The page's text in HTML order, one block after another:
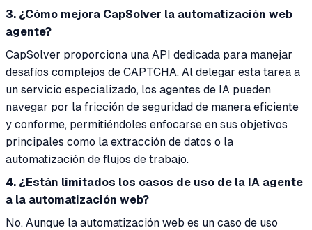
3. ¿Cómo mejora CapSolver la automatización web
agente?
CapSolver proporciona una API dedicada para manejar
desafíos complejos de CAPTCHA. Al delegar esta tarea a
un servicio especializado, los agentes de IA pueden
navegar por la fricción de seguridad de manera eficiente
y conforme, permitiéndoles enfocarse en sus objetivos
principales como la extracción de datos o la
automatización de flujos de trabajo.
4. ¿Están limitados los casos de uso de la IA agente
a la automatización web?
No. Aunque la automatización web es un caso de uso